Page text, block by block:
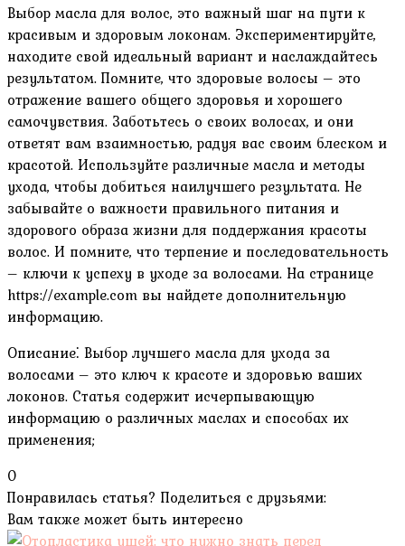
Выбор масла для волос, это важный шаг на пути к
красивым и здоровым локонам. Экспериментируйте‚
находите свой идеальный вариант и наслаждайтесь
результатом. Помните‚ что здоровые волосы – это
отражение вашего общего здоровья и хорошего
самочувствия. Заботьтесь о своих волосах‚ и они
ответят вам взаимностью‚ радуя вас своим блеском и
красотой. Используйте различные масла и методы
ухода‚ чтобы добиться наилучшего результата. Не
забывайте о важности правильного питания и
здорового образа жизни для поддержания красоты
волос. И помните‚ что терпение и последовательность
– ключи к успеху в уходе за волосами. На странице
https://example.com вы найдете дополнительную
информацию.
Описание⁚ Выбор лучшего масла для ухода за
волосами – это ключ к красоте и здоровью ваших
локонов. Статья содержит исчерпывающую
информацию о различных маслах и способах их
применения;
0
Понравилась статья? Поделиться с друзьями:
Вам также может быть интересно